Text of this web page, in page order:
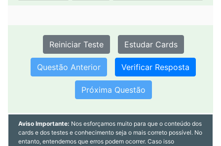
Reiniciar Teste Estudar Cards
Questão Anterior
Próxima Questão
Aviso Importante: Nos esforçamos muito para que o conteúdo dos
cards e dos testes e conhecimento seja o mais correto possível. No
entanto, entendemos que erros podem ocorrer. Caso isso